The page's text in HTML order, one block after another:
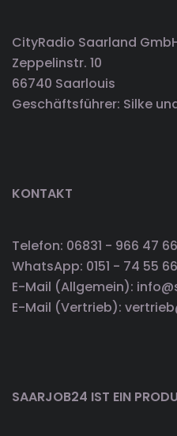
CityRadio Saarland
Zeppelinstr. 10
66740 Saarlouis
Geschäftsführer: Silke
KONTAKT
Telefon: 06831 - 966 47 66
WhatsApp: 0151 - 74 55
E-Mail (Allgemein):
E-Mail (Vertrieb):
SAARJOB24 IST EIN